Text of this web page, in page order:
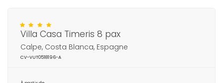
Villa Casa Timeris 8 pax
Calpe, Costa Blanca, Espagne
CV-VUT0518196-A